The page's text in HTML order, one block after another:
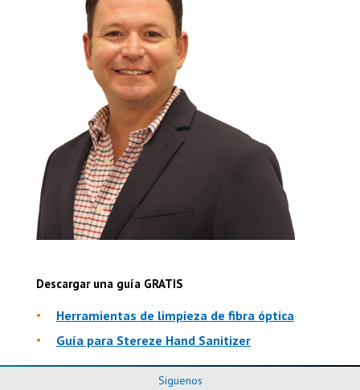
Descargar una guía GRATIS
Herramientas de limpieza de fibra óptica
Guía para Stereze Hand Sanitizer
Siguenos